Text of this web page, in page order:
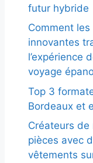
futur hybride
Comment
innovantes
l’expérience
voyage
Top 3
Bordeaux et
Créateurs de
pièces avec
vêtements